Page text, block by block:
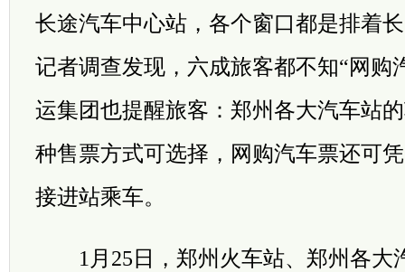
长途汽车中心站，各个窗口都是排着
记者调查发现，六成旅客都不知“网购
运集团也提醒旅客：郑州各大汽车站
种售票方式可选择，网购汽车票还可
接进站乘车。
1月25日，郑州火车站、郑州各大